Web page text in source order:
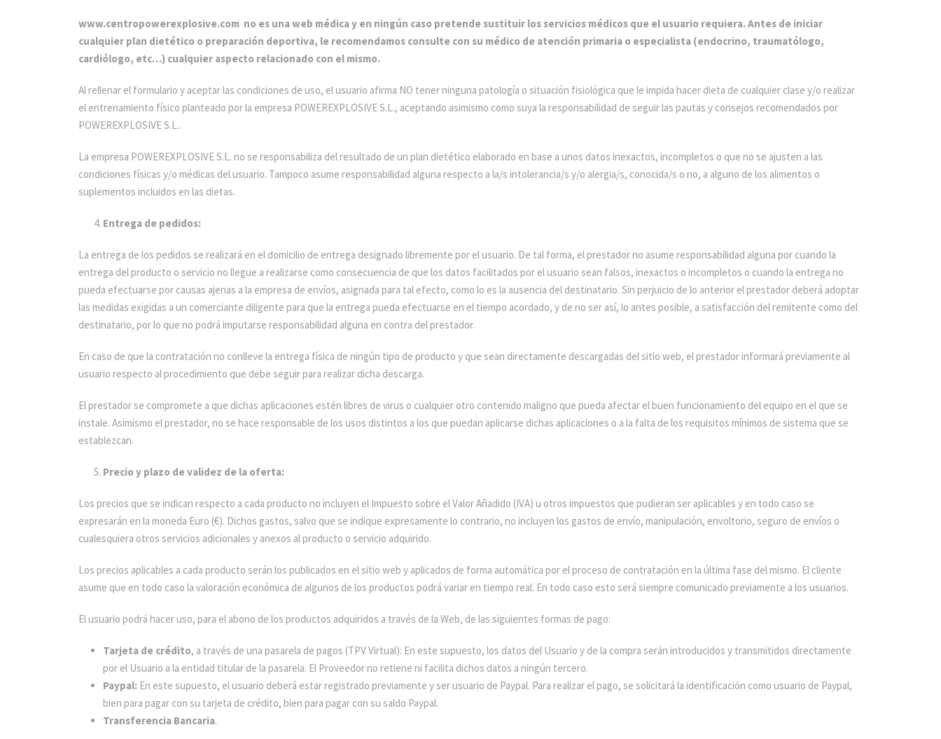
www.centropowerexplosive.com no es una web médica y en ningún caso pretende sustituir los servicios médicos que el usuario requiera. Antes de iniciar
cualquier plan dietético o preparación deportiva, le recomendamos consulte con su médico de atención primaria o especialista (endocrino, traumatólogo,
cardiólogo, etc…) cualquier aspecto relacionado con el mismo.
Al rellenar el formulario y aceptar las condiciones de uso, el usuario afirma NO tener ninguna patología o situación fisiológica que le impida hacer dieta de cualquier clase y/o realizar
el entrenamiento físico planteado por la empresa POWEREXPLOSIVE S.L., aceptando asimismo como suya la responsabilidad de seguir las pautas y consejos recomendados por
POWEREXPLOSIVE S.L..
La empresa POWEREXPLOSIVE S.L. no se responsabiliza del resultado de un plan dietético elaborado en base a unos datos inexactos, incompletos o que no se ajusten a las
condiciones físicas y/o médicas del usuario. Tampoco asume responsabilidad alguna respecto a la/s intolerancia/s y/o alergia/s, conocida/s o no, a alguno de los alimentos o
suplementos incluidos en las dietas.
Entrega de pedidos:
La entrega de los pedidos se realizará en el domicilio de entrega designado libremente por el usuario. De tal forma, el prestador no asume responsabilidad alguna por cuando la
entrega del producto o servicio no llegue a realizarse como consecuencia de que los datos facilitados por el usuario sean falsos, inexactos o incompletos o cuando la entrega no
pueda efectuarse por causas ajenas a la empresa de envíos, asignada para tal efecto, como lo es la ausencia del destinatario. Sin perjuicio de lo anterior el prestador deberá adoptar
las medidas exigidas a un comerciante diligente para que la entrega pueda efectuarse en el tiempo acordado, y de no ser así, lo antes posible, a satisfacción del remitente como del
destinatario, por lo que no podrá imputarse responsabilidad alguna en contra del prestador.
En caso de que la contratación no conlleve la entrega física de ningún tipo de producto y que sean directamente descargadas del sitio web, el prestador informará previamente al
usuario respecto al procedimiento que debe seguir para realizar dicha descarga.
El prestador se compromete a que dichas aplicaciones estén libres de virus o cualquier otro contenido maligno que pueda afectar el buen funcionamiento del equipo en el que se
instale. Asimismo el prestador, no se hace responsable de los usos distintos a los que puedan aplicarse dichas aplicaciones o a la falta de los requisitos mínimos de sistema que se
establezcan.
Precio y plazo de validez de la oferta:
Los precios que se indican respecto a cada producto no incluyen el Impuesto sobre el Valor Añadido (IVA) u otros impuestos que pudieran ser aplicables y en todo caso se
expresarán en la moneda Euro (€). Dichos gastos, salvo que se indique expresamente lo contrario, no incluyen los gastos de envío, manipulación, envoltorio, seguro de envíos o
cualesquiera otros servicios adicionales y anexos al producto o servicio adquirido.
Los precios aplicables a cada producto serán los publicados en el sitio web y aplicados de forma automática por el proceso de contratación en la última fase del mismo. El cliente
asume que en todo caso la valoración económica de algunos de los productos podrá variar en tiempo real. En todo caso esto será siempre comunicado previamente a los usuarios.
El usuario podrá hacer uso, para el abono de los productos adquiridos a través de la Web, de las siguientes formas de pago:
Tarjeta de crédito, a través de una pasarela de pagos (TPV Virtual): En este supuesto, los datos del Usuario y de la compra serán introducidos y transmitidos directamente
por el Usuario a la entidad titular de la pasarela. El Proveedor no retiene ni facilita dichos datos a ningún tercero.
Paypal: En este supuesto, el usuario deberá estar registrado previamente y ser usuario de Paypal. Para realizar el pago, se solicitará la identificación como usuario de Paypal,
bien para pagar con su tarjeta de crédito, bien para pagar con su saldo Paypal.
Transferencia Bancaria.